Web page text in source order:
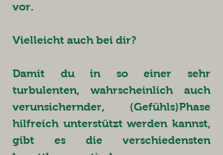
vor.
Vielleicht auch bei dir?
Damit du in so einer sehr
turbulenten, wahrscheinlich auch
verunsichernder, (Gefühls)Phase
hilfreich unterstützt werden kannst,
gibt es die verschiedensten